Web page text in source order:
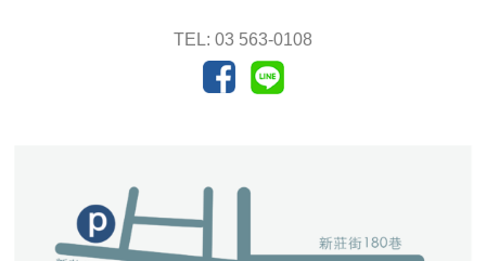
TEL: 03 563-0108